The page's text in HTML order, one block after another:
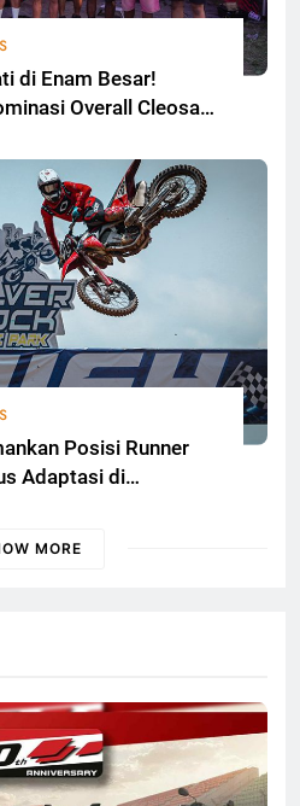
di Enam Besar!
Overall Cleosa
Posisi Runner
Adaptasi di
MORE